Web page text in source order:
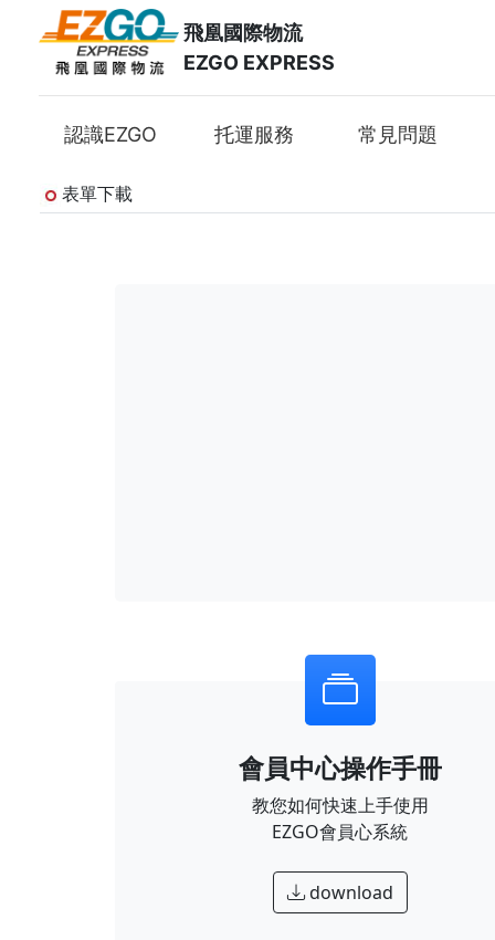
飛凰國際物流
EZGO EXPRESS
認識EZGO 托運服務 常見問題
表單下載